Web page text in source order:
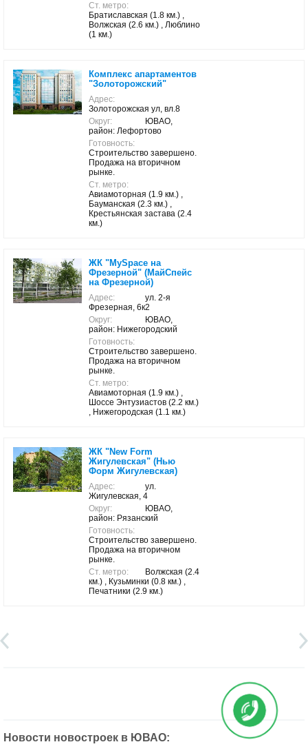
Ст. метро:
Братиславская (1.8 км.) ,
Волжская (2.6 км.) , Люблино
(1 км.)
Комплекс апартаментов
"Золоторожский"
Адрес:
Золоторожская ул, вл.8
Округ:
ЮВАО,
район: Лефортово
Готовность:
Строительство завершено.
Продажа на вторичном
рынке.
Ст. метро:
Авиамоторная (1.9 км.) ,
Бауманская (2.3 км.) ,
Крестьянская застава (2.4
км.)
ЖК "MySpace на
Фрезерной" (МайСпейс
на Фрезерной)
Адрес:
ул. 2-я
Фрезерная, 6к2
Округ:
ЮВАО,
район: Нижегородский
Готовность:
Строительство завершено.
Продажа на вторичном
рынке.
Ст. метро:
Авиамоторная (1.9 км.) ,
Шоссе Энтузиастов (2.2 км.)
, Нижегородская (1.1 км.)
ЖК "New Form
Жигулевская" (Нью
Форм Жигулевская)
Адрес:
ул.
Жигулевская, 4
Округ:
ЮВАО,
район: Рязанский
Готовность:
Строительство завершено.
Продажа на вторичном
рынке.
Ст. метро:
Волжская (2.4
км.) , Кузьминки (0.8 км.) ,
Печатники (2.9 км.)
Новости новостроек в ЮВАО: